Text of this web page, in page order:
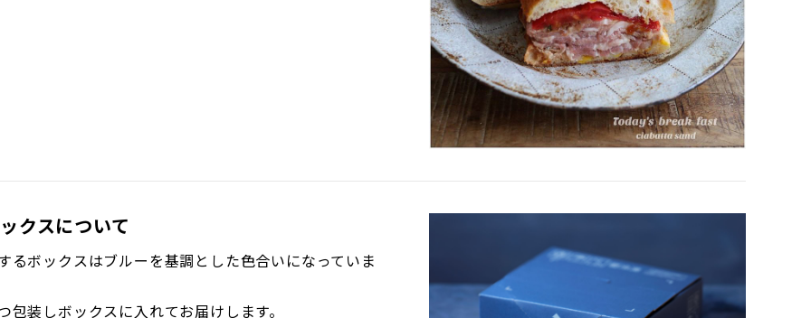
クスについて
るボックスはブルーを基調とした色合いになっていま
包装しボックスに入れてお届けします。